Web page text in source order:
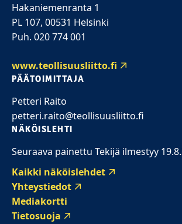
Hakaniemenranta 1
PL 107, 00531 Helsinki
Puh. 020 774 001
www.teollisuusliitto.fi
PÄÄTOIMITTAJA
Petteri Raito
petteri.raito@teollisuusliitto.fi
NÄKÖISLEHTI
Seuraava painettu Tekijä ilmestyy
Kaikki näköislehdet
Yhteystiedot
Mediakortti
Tietosuoja